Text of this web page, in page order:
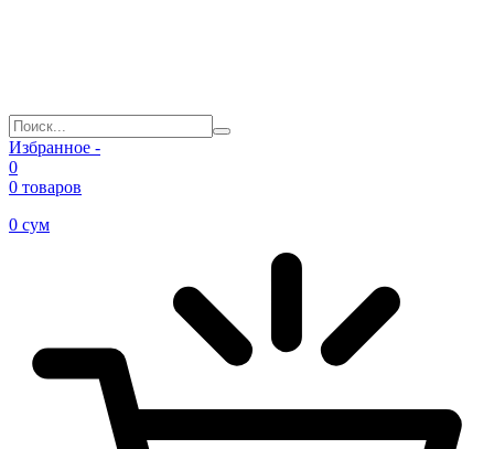
Избранное -
0
0 товаров
0 сум